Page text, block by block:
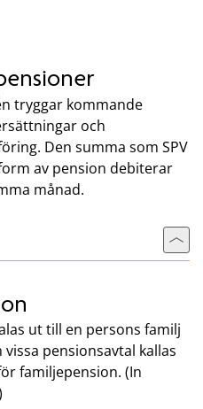
tryggar kommande
och
Den summa som SPV
av pension debiterar
månad.
Till
ut till en persons familj
pensionsavtal kallas
familjepension. (In